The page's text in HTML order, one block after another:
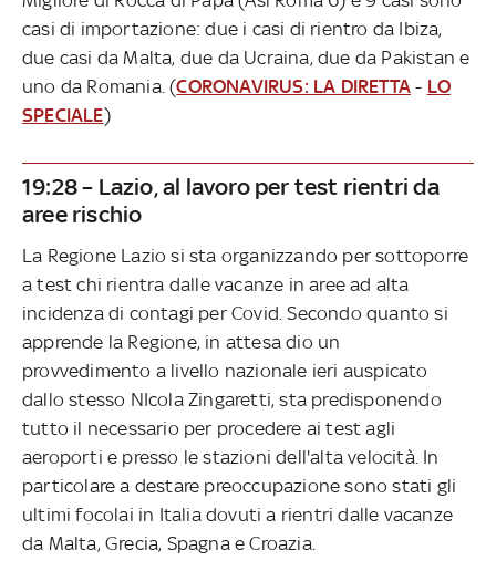
casi di importazione: due i casi di rientro da Ibiza,
due casi da Malta, due da Ucraina, due da Pakistan e
uno da Romania. (CORONAVIRUS: LA DIRETTA - LO
SPECIALE)
19:28 – Lazio, al lavoro per test rientri da
aree rischio
La Regione Lazio si sta organizzando per sottoporre
a test chi rientra dalle vacanze in aree ad alta
incidenza di contagi per Covid. Secondo quanto si
apprende la Regione, in attesa dio un
provvedimento a livello nazionale ieri auspicato
dallo stesso NIcola Zingaretti, sta predisponendo
tutto il necessario per procedere ai test agli
aeroporti e presso le stazioni dell'alta velocità. In
particolare a destare preoccupazione sono stati gli
ultimi focolai in Italia dovuti a rientri dalle vacanze
da Malta, Grecia, Spagna e Croazia.